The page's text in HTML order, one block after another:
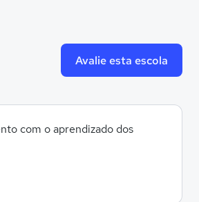
Avalie esta escola
com o aprendizado dos